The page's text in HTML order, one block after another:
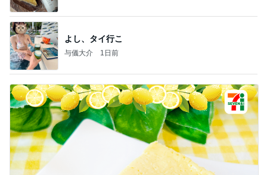
よし、タイ行こ
与儀大介 1日前